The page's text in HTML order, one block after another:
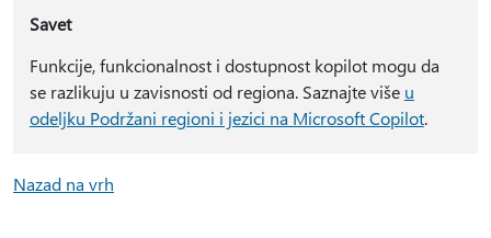
Savet
Funkcije, funkcionalnost i dostupnost kopilot mogu da
se razlikuju u zavisnosti od regiona. Saznajte više u
odeljku Podržani regioni i jezici na Microsoft Copilot.
Nazad na vrh